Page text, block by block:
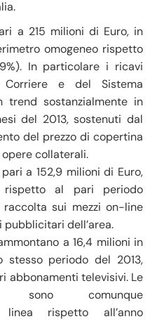
a 215 milioni di Euro, in
omogeneo rispetto
In particolare i ricavi
e del Sistema
trend sostanzialmente in
del 2013, sostenuti dal
del prezzo di copertina
collaterali.
a 152,9 milioni di Euro,
al pari periodo
raccolta sui mezzi on-line
pubblicitari dell’area.
a 16,4 milioni in
stesso periodo del 2013,
abbonamenti televisivi. Le
sono comunque
linea rispetto all’anno